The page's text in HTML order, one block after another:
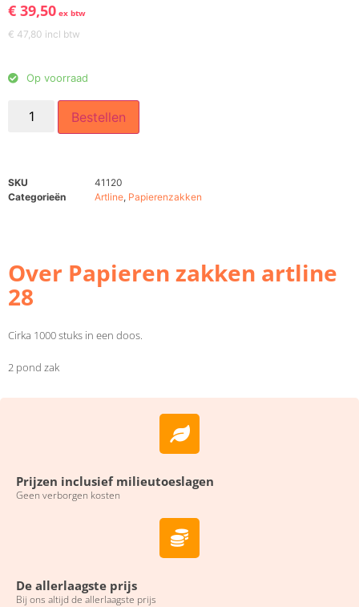
€ 39,50 ex btw
€ 47,80 incl btw
Op voorraad
Bestellen
SKU
41120
Categorieën
Artline, Papierenzakken
Over Papieren zakken artline
28
Cirka 1000 stuks in een doos.
2 pond zak
Prijzen inclusief milieutoeslagen
Geen verborgen kosten
De allerlaagste prijs
Bij ons altijd de allerlaagste prijs